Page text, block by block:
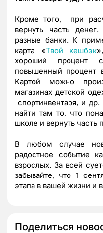
Кроме того, при
вернуть часть
разные банки. К
карта «Твой кешбэк
хороший процент
повышенный процент
Картой можно
магазинах детской
спортинвентаря, и
найти там то, что
школе и вернуть часть
В любом случае
радостное событие
взрослых. За всей
забывайте, что 1
этапа в вашей жизни и
Поделиться